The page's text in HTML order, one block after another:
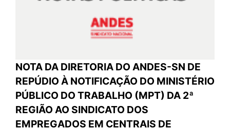
NOTA DA DIRETORIA DO ANDES-SN DE
REPÚDIO À NOTIFICAÇÃO DO MINISTÉRIO
PÚBLICO DO TRABALHO (MPT) DA 2ª
REGIÃO AO SINDICATO DOS
EMPREGADOS EM CENTRAIS DE